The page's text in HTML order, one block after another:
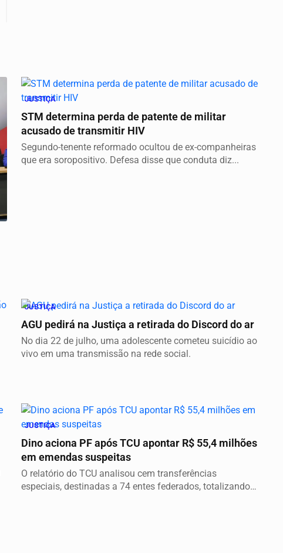
JUSTIÇA
STM determina perda de patente de militar
acusado de transmitir HIV
Segundo-tenente reformado ocultou de ex-companheiras
que era soropositivo. Defesa disse que conduta diz...
JUSTIÇA
AGU pedirá na Justiça a retirada do Discord do ar
No dia 22 de julho, uma adolescente cometeu suicídio ao
vivo em uma transmissão na rede social.
JUSTIÇA
Dino aciona PF após TCU apontar R$ 55,4 milhões
em emendas suspeitas
O relatório do TCU analisou cem transferências
especiais, destinadas a 74 entes federados, totalizando